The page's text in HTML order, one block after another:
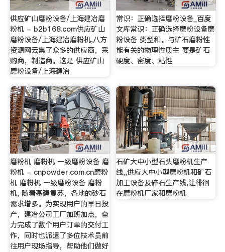
供应矿山磨粉设备/上海建冶磨
粉机 - b2b168.com供应矿山
磨粉设备/上海建冶磨粉机,八方
资源网云集了众多的供应商，采
购商，制造商。这是 供应矿山
磨粉设备/上海建冶
常识：正确选择磨粉设备_百度
文库常识：正确选择磨粉设备磨
粉设备 类型和。与矿石磨粉性
能有关的物理性质主 要是矿石
硬度、密度、粘性
磨粉机 磨粉机 一级磨粉设备 磨
粉机 - cnpowder.com.cn磨粉
机 磨粉机 一级磨粉设备 磨粉
机, 随着基建复苏，各地的砂石
需求增多。为实现用户的早日投
产，建冶公司工厂加班加点，奋
力完成了数个用户订单的交付工
作，同时也派遣了多位技术员前
往用户现场指导，帮助他们做好
石矿大中小型石头磨粉机生产
线,,供应大中小型磨粉机和矿石
加工设备及碎石生产线,让徘徊
在磨粉机厂家和磨粉机